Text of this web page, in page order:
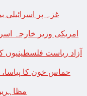
غزہ پر اسرائیلی
امریکی وزیر خارجہ
حماس خون کا